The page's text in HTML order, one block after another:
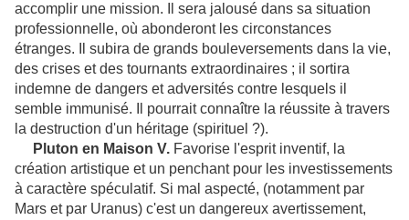
accomplir une mission. Il sera jalousé dans sa situation
professionnelle, où abonderont les circonstances
étranges. Il subira de grands bouleversements dans la vie,
des crises et des tournants extraordinaires ; il sortira
indemne de dangers et adversités contre lesquels il
semble immunisé. Il pourrait connaître la réussite à travers
la destruction d'un héritage (spirituel ?).
Pluton en Maison V. Favorise l'esprit inventif, la
création artistique et un penchant pour les investissements
à caractère spéculatif. Si mal aspecté, (notamment par
Mars et par Uranus) c'est un dangereux avertissement,